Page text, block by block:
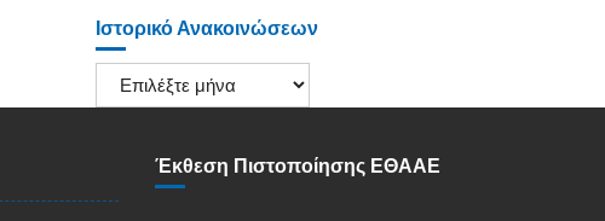
Ιστορικό Ανακοινώσεων
Ιστορικό
Ανακοινώσεων
Έκθεση Πιστοποίησης ΕΘΑΑΕ